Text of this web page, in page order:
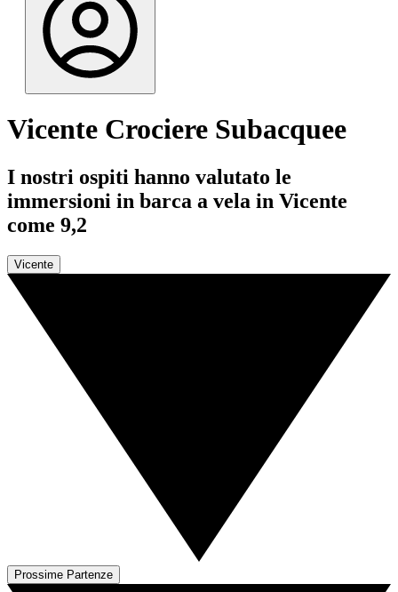
Vicente Crociere Subacquee
I nostri ospiti hanno valutato le
immersioni in barca a vela in Vicente
come 9,2
Vicente
Prossime Partenze